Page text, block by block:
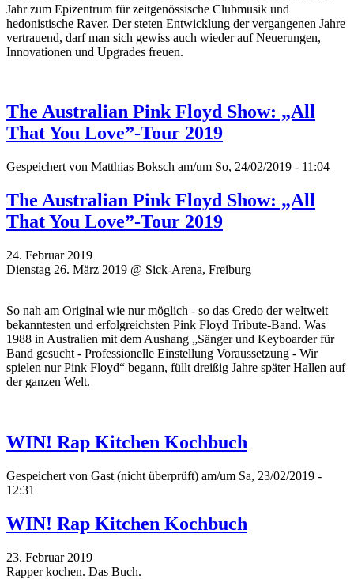
Jahr zum Epizentrum für zeitgenössische Clubmusik und
hedonistische Raver. Der steten Entwicklung der vergangenen Jahre
vertrauend, darf man sich gewiss auch wieder auf Neuerungen,
Innovationen und Upgrades freuen.
The Australian Pink Floyd Show: „All
That You Love”-Tour 2019
Gespeichert von Matthias Boksch am/um So, 24/02/2019 - 11:04
The Australian Pink Floyd Show: „All
That You Love”-Tour 2019
24. Februar 2019
Dienstag 26. März 2019 @ Sick-Arena, Freiburg
So nah am Original wie nur möglich - so das Credo der weltweit
bekanntesten und erfolgreichsten Pink Floyd Tribute-Band. Was
1988 in Australien mit dem Aushang „Sänger und Keyboarder für
Band gesucht - Professionelle Einstellung Voraussetzung - Wir
spielen nur Pink Floyd“ begann, füllt dreißig Jahre später Hallen auf
der ganzen Welt.
WIN! Rap Kitchen Kochbuch
Gespeichert von Gast (nicht überprüft) am/um Sa, 23/02/2019 -
12:31
WIN! Rap Kitchen Kochbuch
23. Februar 2019
Rapper kochen. Das Buch.